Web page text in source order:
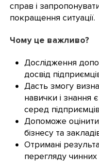
справ і
покращення ситуації.
Чому це важливо?
Дослідження
досвід
Дасть змогу
навички і знання
серед
Допоможе оцінити
бізнесу та
Отримані
перегляду